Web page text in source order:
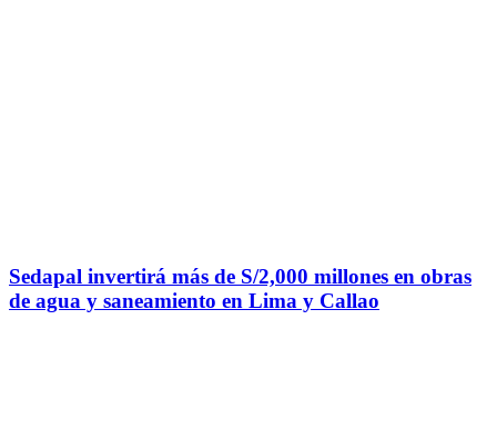
Sedapal invertirá más de S/2,000 millones en obras
de agua y saneamiento en Lima y Callao